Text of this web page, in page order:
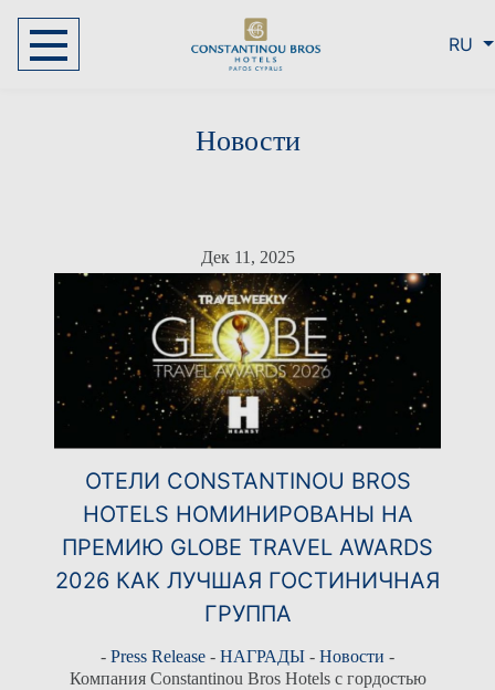
RU
Новости
Дек 11, 2025
ОТЕЛИ CONSTANTINOU BROS
HOTELS НОМИНИРОВАНЫ НА
ПРЕМИЮ GLOBE TRAVEL AWARDS
2026 КАК ЛУЧШАЯ ГОСТИНИЧНАЯ
ГРУППА
- Press Release - НАГРАДЫ - Новости -
Компания Constantinou Bros Hotels с гордостью